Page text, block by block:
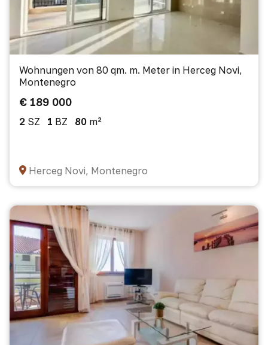
Wohnungen von 80 qm. m. Meter in Herceg Novi,
Montenegro
€ 189 000
2 SZ 1 BZ 80 m²
Herceg Novi, Montenegro